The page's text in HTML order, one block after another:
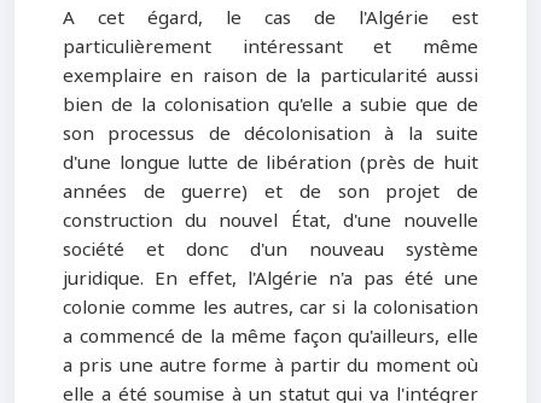
A cet égard, le cas de l'Algérie est
particulièrement intéressant et même
exemplaire en raison de la particularité aussi
bien de la colonisation qu'elle a subie que de
son processus de décolonisation à la suite
d'une longue lutte de libération (près de huit
années de guerre) et de son projet de
construction du nouvel État, d'une nouvelle
société et donc d'un nouveau système
juridique. En effet, l'Algérie n'a pas été une
colonie comme les autres, car si la colonisation
a commencé de la même façon qu'ailleurs, elle
a pris une autre forme à partir du moment où
elle a été soumise à un statut qui va l'intégrer